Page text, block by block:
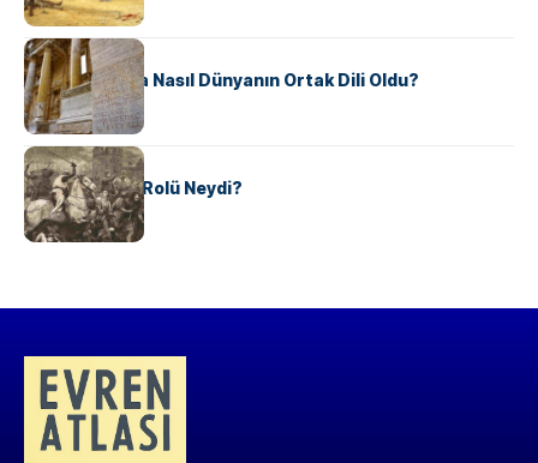
KÜLTÜR
Antik Yunanca Nasıl Dünyanın Ortak Dili Oldu?
KÜLTÜR
Valdensler’in Rolü Neydi?